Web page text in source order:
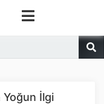
Yoğun İlgi